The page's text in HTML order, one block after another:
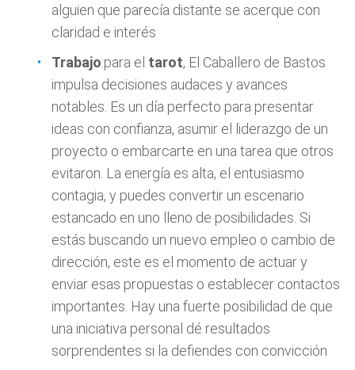
alguien que parecía distante se acerque con
claridad e interés
Trabajo:para el tarot, El Caballero de Bastos
impulsa decisiones audaces y avances
notables. Es un día perfecto para presentar
ideas con confianza, asumir el liderazgo de un
proyecto o embarcarte en una tarea que otros
evitaron. La energía es alta, el entusiasmo
contagia, y puedes convertir un escenario
estancado en uno lleno de posibilidades. Si
estás buscando un nuevo empleo o cambio de
dirección, este es el momento de actuar y
enviar esas propuestas o establecer contactos
importantes. Hay una fuerte posibilidad de que
una iniciativa personal dé resultados
sorprendentes si la defiendes con convicción